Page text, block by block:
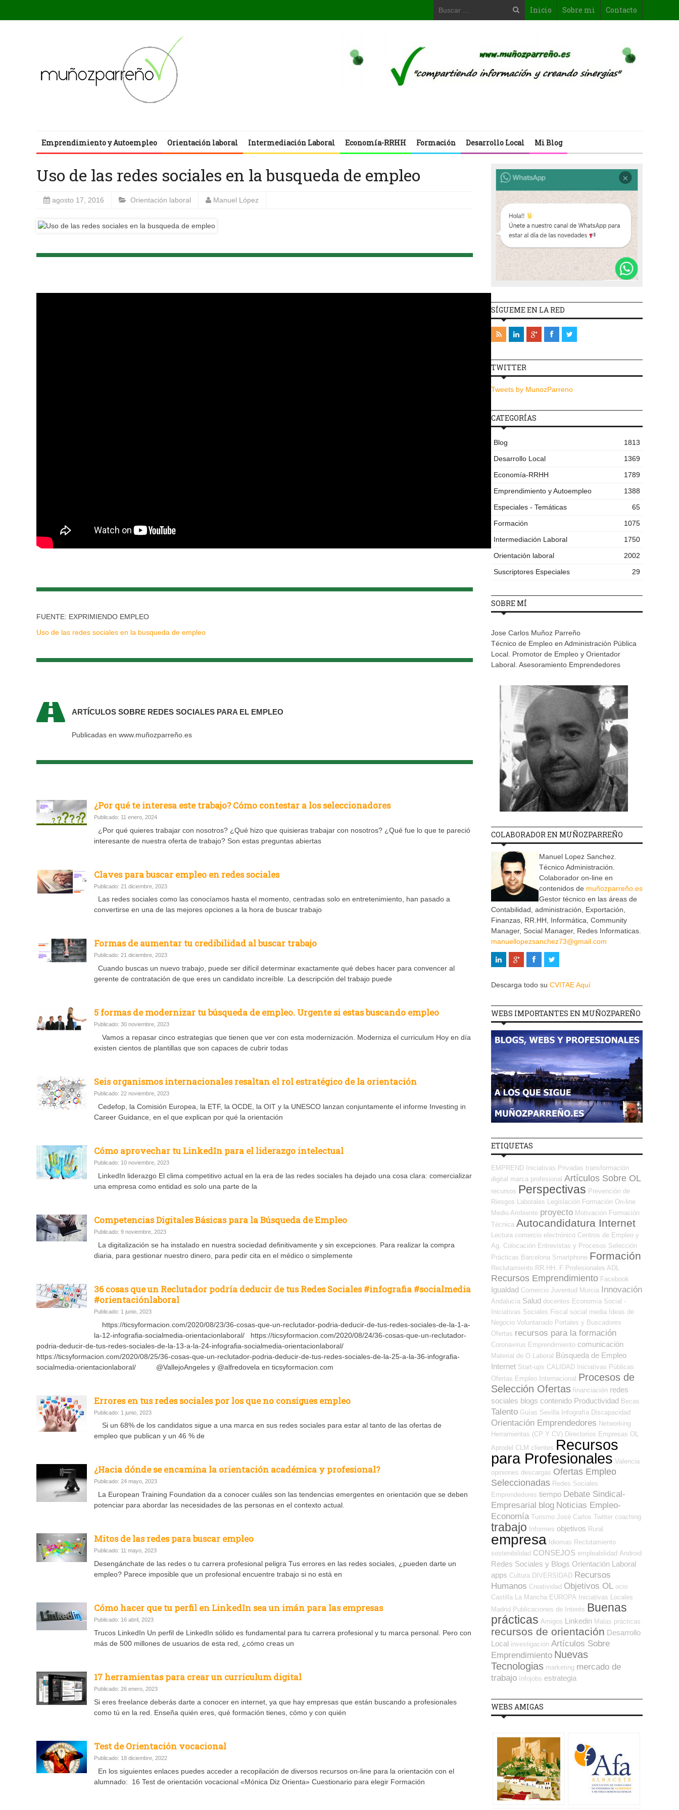
Inicio Sobre mi Contacto
Emprendimiento y Autoempleo Orientación laboral Intermediación Laboral Economía-RRHH Formación Desarrollo Local Mi Blog
Uso de las redes sociales en la busqueda de empleo
agosto 17, 2016 Orientación laboral Manuel López
FUENTE: EXPRIMIENDO EMPLEO
Uso de las redes sociales en la busqueda de empleo
ARTÍCULOS SOBRE REDES SOCIALES PARA EL EMPLEO
Publicadas en www.muñozparreño.es
¿Por qué te interesa este trabajo? Cómo contestar a los seleccionadores
Publicado: 11 enero, 2024
¿Por qué quieres trabajar con nosotros? ¿Qué hizo que quisieras trabajar con nosotros? ¿Qué fue lo que te pareció
interesante de nuestra oferta de trabajo? Son estas preguntas abiertas
Claves para buscar empleo en redes sociales
Publicado: 21 diciembre, 2023
Las redes sociales como las conocíamos hasta el momento, centradas solo en entretenimiento, han pasado a
convertirse en una de las mejores opciones a la hora de buscar trabajo
Formas de aumentar tu credibilidad al buscar trabajo
Publicado: 21 diciembre, 2023
Cuando buscas un nuevo trabajo, puede ser difícil determinar exactamente qué debes hacer para convencer al
gerente de contratación de que eres un candidato increíble. La descripción del trabajo puede
5 formas de modernizar tu búsqueda de empleo. Urgente si estas buscando empleo
Publicado: 30 noviembre, 2023
Vamos a repasar cinco estrategias que tienen que ver con esta modernización. Moderniza el curriculum Hoy en día
existen cientos de plantillas que son capaces de cubrir todas
Seis organismos internacionales resaltan el rol estratégico de la orientación
Publicado: 22 noviembre, 2023
Cedefop, la Comisión Europea, la ETF, la OCDE, la OIT y la UNESCO lanzan conjuntamente el informe Investing in
Career Guidance, en el que explican por qué la orientación
Cómo aprovechar tu LinkedIn para el liderazgo intelectual
Publicado: 10 noviembre, 2023
LinkedIn liderazgo El clima competitivo actual en la era de las redes sociales ha dejado una cosa clara: comercializar
una empresa como entidad es solo una parte de la
Competencias Digitales Básicas para la Búsqueda de Empleo
Publicado: 9 noviembre, 2023
La digitalización se ha instalado en nuestra sociedad definitivamente y sin excepciones. Para realizar la compra
diaria, para gestionar nuestro dinero, para pedir cita en el médico o simplemente
36 cosas que un Reclutador podría deducir de tus Redes Sociales #infografia #socialmedia
#orientaciónlaboral
Publicado: 1 junio, 2023
https://ticsyformacion.com/2020/08/23/36-cosas-que-un-reclutador-podria-deducir-de-tus-redes-sociales-de-la-1-a-
la-12-infografia-socialmedia-orientacionlaboral/ https://ticsyformacion.com/2020/08/24/36-cosas-que-un-reclutador-
podria-deducir-de-tus-redes-sociales-de-la-13-a-la-24-infografia-socialmedia-orientacionlaboral/
https://ticsyformacion.com/2020/08/25/36-cosas-que-un-reclutador-podria-deducir-de-tus-redes-sociales-de-la-25-a-la-36-infografia-
socialmedia-orientacionlaboral/ @VallejoAngeles y @alfredovela en ticsyformacion.com
Errores en tus redes sociales por los que no consigues empleo
Publicado: 1 junio, 2023
Si un 68% de los candidatos sigue a una marca en sus redes sociales para estar al tanto de las ofertas de
empleo que publican y un 46 % de
¿Hacia dónde se encamina la orientación académica y profesional?
Publicado: 24 mayo, 2023
La European Training Foundation da a conocer cuáles son las tendencias emergentes en orientación que se deben
potenciar para abordar las necesidades de las personas en el contexto actual.
Mitos de las redes para buscar empleo
Publicado: 11 mayo, 2023
Desengánchate de las redes o tu carrera profesional peligra Tus errores en las redes sociales, ¿pueden darte un
empleo? Parece imposible que un profesional encuentre trabajo si no está en
Cómo hacer que tu perfil en LinkedIn sea un imán para las empresas
Publicado: 16 abril, 2023
Trucos LinkedIn Un perfil de LinkedIn sólido es fundamental para tu carrera profesional y tu marca personal. Pero con
más de 500 millones de usuarios de esta red, ¿cómo creas un
17 herramientas para crear un curriculum digital
Publicado: 26 enero, 2023
Si eres freelance deberás darte a conocer en internet, ya que hay empresas que están buscando a profesionales
como tú en la red. Enseña quién eres, qué formación tienes, cómo y con quién
Test de Orientación vocacional
Publicado: 18 diciembre, 2022
En los siguientes enlaces puedes acceder a recopilación de diversos recursos on-line para la orientación con el
alumnado: 16 Test de orientación vocacional «Mónica Diz Orienta» Cuestionario para elegir Formación
SÍGUEME EN LA RED
TWITTER
Tweets by MunozParreno
CATEGORÍAS
Blog
1813
Desarrollo Local
1369
Economía-RRHH
1789
Emprendimiento y Autoempleo
1388
Especiales - Temáticas
65
Formación
1075
Intermediación Laboral
1750
Orientación laboral
2002
Suscriptores Especiales
29
SOBRE MÍ
Jose Carlos Muñoz Parreño
Técnico de Empleo en Administración Pública
Local. Promotor de Empleo y Orientador
Laboral. Asesoramiento Emprendedores
COLABORADOR EN MUÑOZPARREÑO
Manuel Lopez Sanchez.
Técnico Administración.
Colaborador on-line en
contenidos de muñozparreño.es
Gestor técnico en las áreas de
Contabilidad, administración, Exportación,
Finanzas, RR.HH, Informática, Community
Manager, Social Manager, Redes Informaticas.
manuellopezsanchez73@gmail.com
Descarga todo su CVITAE Aquí
WEBS IMPORTANTES EN MUÑOZPAREÑO
ETIQUETAS
EMPREND Iniciativas Privadas transformación
digital marca profesional Artículos Sobre OL
recursos Perspectivas Prevención de
Riesgos Laborales
Legislación Formación On-line
Medio Ambiente proyecto Motivación Formación
Técnica Autocandidatura Internet
Lectura comercio electrónico Centros de Empleo y
Ag. Colocación Entrevistas y Procesos Selección
Prácticas Barcelona Smartphone Formación
Reclutamiento RR.HH. F Profesionales ADL
Recursos Emprendimiento Facebook
Igualdad Comercio Juventud Murcia Innovación
Andalucía Salud docentes Economía Social -
Iniciativas Sociales Fiscal social media
Ideas de
Negocio Voluntariado Portales y Buscadores
Ofertas recursos para la formación
Coronavirus Emprendimiento comunicación
Material de O.Laboral Búsqueda de Empleo
Internet Start-ups CALIDAD Iniciativas Públicas
Ofertas Empleo Internacional Procesos de
Selección Ofertas financiación redes
sociales blogs contenido Productividad Becas
Talento Guías Sevilla Infografía Discapacidad
Orientación Emprendedores Networking
Herramientas (CP Y CV) Directorios Empresas OL
Aprodel CLM clientes Recursos
para Profesionales Valencia
opiniones descargas Ofertas Empleo
Seleccionadas Redes Sociales
Emprendedores tiempo Debate Sindical-
Empresarial blog Noticias Empleo-
Economía Turismo José Carlos Twitter coaching
trabajo Informes objetivos Rural
empresa Idiomas Reclutamiento
sostenibilidad CONSEJOS empleabilidad Android
Redes Sociales y Blogs Orientación Laboral
apps Cultura DIVERSIDAD Recursos
Humanos Creatividad Objetivos OL ocio
Castilla La Mancha EUROPA
Iniciativas Locales
Madrid Publicaciones de Interés Buenas
prácticas Amigos Linkedin Malas prácticas
recursos de orientación Desarrollo
Local investigación Artículos Sobre
Emprendimiento Nuevas
Tecnologias marketing mercado de
trabajo Infojobs estrategia
WEBS AMIGAS